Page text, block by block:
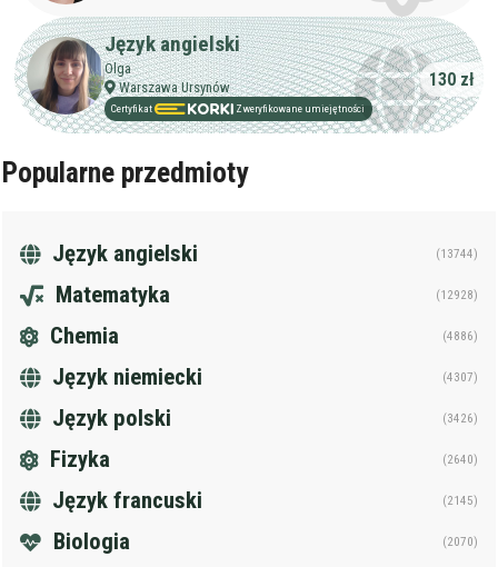
Język angielski
Olga
Warszawa Ursynów
Certyfikat Zweryfikowane umiejętności
130 zł
Popularne przedmioty
Język angielski (13744)
Matematyka (12928)
Chemia (4886)
Język niemiecki (4307)
Język polski (3426)
Fizyka (2640)
Język francuski (2145)
Biologia (2070)